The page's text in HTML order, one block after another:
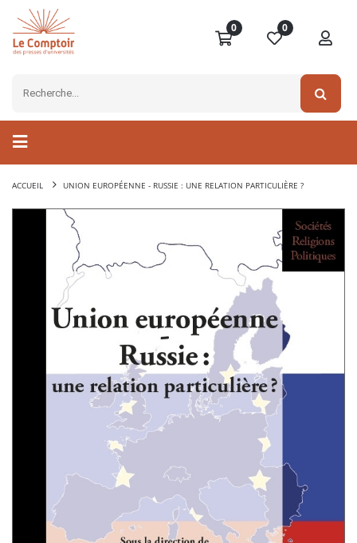
0 0
ACCUEIL UNION EUROPÉENNE - RUSSIE : UNE RELATION PARTICULIÈRE ?